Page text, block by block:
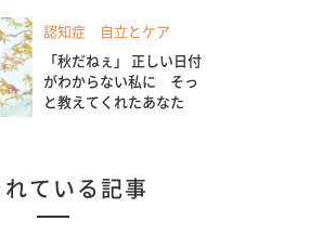
認知症 自立とケア
「秋だねぇ」 正しい日付
がわからない私に そっ
と教えてくれたあなた
ている記事